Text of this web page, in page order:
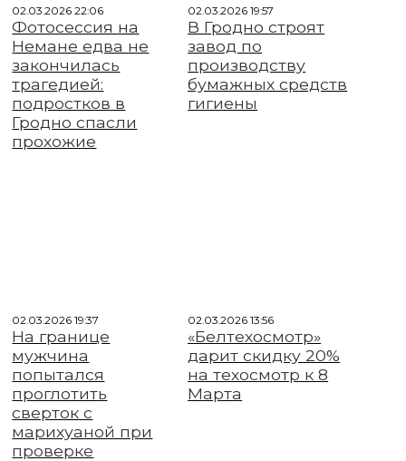
02.03.2026 22:06
Фотосессия на
Немане едва не
закончилась
трагедией:
подростков в
Гродно спасли
прохожие
02.03.2026 19:57
В Гродно строят
завод по
производству
бумажных средств
гигиены
02.03.2026 19:37
На границе
мужчина
попытался
проглотить
сверток с
марихуаной при
проверке
02.03.2026 13:56
«Белтехосмотр»
дарит скидку 20%
на техосмотр к 8
Марта